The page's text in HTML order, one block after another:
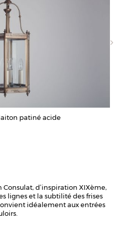
patiné acide
d’inspiration XIXème,
lignes et la subtilité des frises
idéalement aux entrées